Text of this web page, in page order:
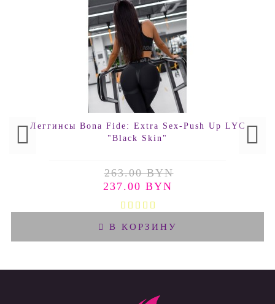
Леггинсы Bona Fide: Extra Sex-Push Up LYC
"Black Skin"
263.00 BYN
237.00 BYN
В КОРЗИНУ